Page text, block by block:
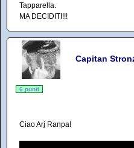
Tapparella.
MA DECIDITI!!!
Capitan
6 punti
Ciao Arj Ranpa!